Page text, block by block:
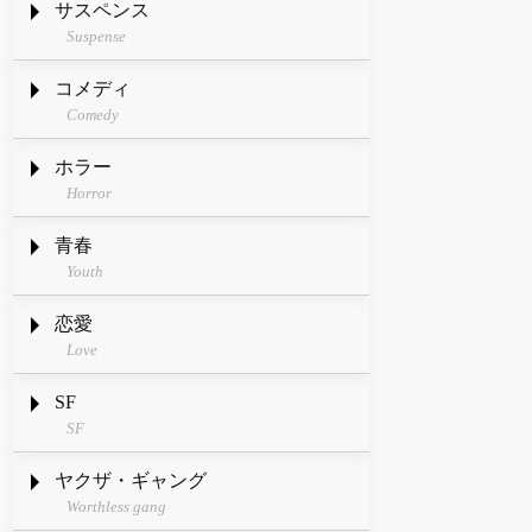
サスペンス
Suspense
コメディ
Comedy
ホラー
Horror
青春
Youth
恋愛
Love
SF
SF
ヤクザ・ギャング
Worthless gang